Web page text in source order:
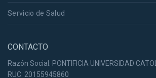
Servicio de Salud
CONTACTO
Razón Social: PONTIFICIA UNIVERSIDAD
RUC: 20155945860